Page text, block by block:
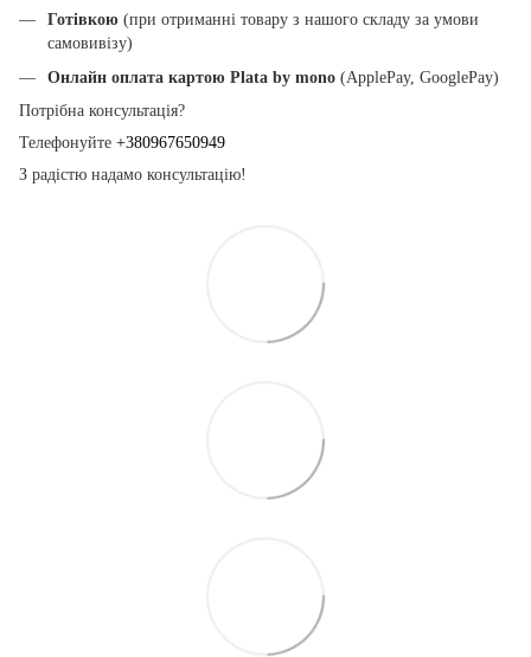
Готівкою (при отриманні товару з нашого складу за умови
самовивізу)
Онлайн оплата картою Plata by mono (ApplePay, GooglePay)
Потрібна консультація?
Телефонуйте +380967650949
З радістю надамо консультацію!